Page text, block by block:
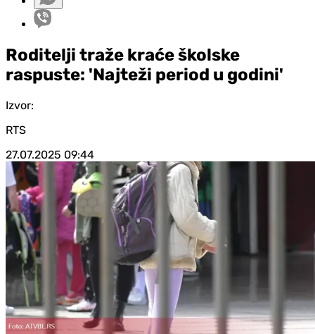
Roditelji traže kraće školske
raspuste: 'Najteži period u godini'
Izvor:
RTS
27.07.2025 09:44